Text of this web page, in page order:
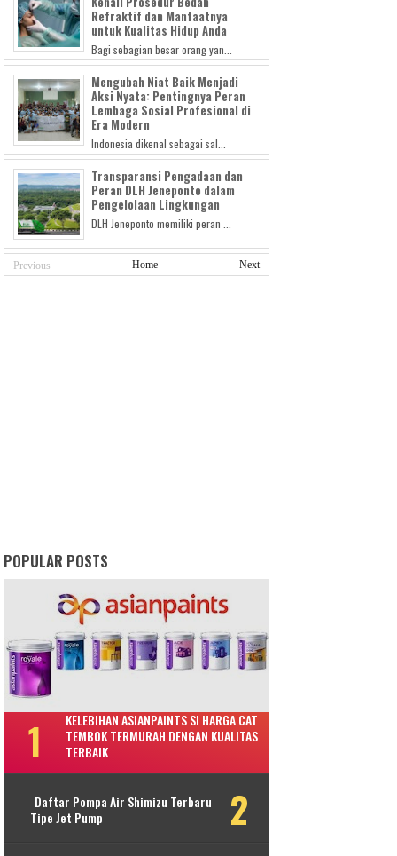
Refraktif dan Manfaatnya
untuk Kualitas Hidup Anda
Bagi sebagian besar orang yan...
Mengubah Niat Baik Menjadi
Aksi Nyata: Pentingnya Peran
Lembaga Sosial Profesional di
Era Modern
Indonesia dikenal sebagai sal...
Transparansi Pengadaan dan
Peran DLH Jeneponto dalam
Pengelolaan Lingkungan
DLH Jeneponto memiliki peran ...
Previous Next
Home
POPULAR POSTS
KELEBIHAN ASIANPAINTS SI HARGA CAT
TEMBOK TERMURAH DENGAN KUALITAS
TERBAIK
Daftar Pompa Air Shimizu Terbaru
Tipe Jet Pump